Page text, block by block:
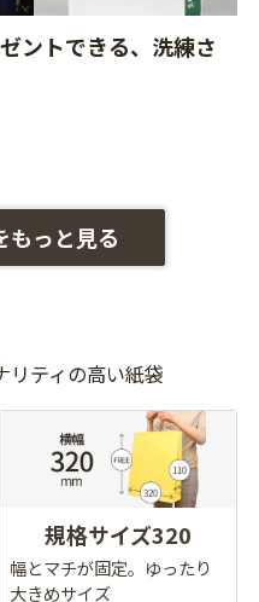
ントできる、洗練さ
もっと見る
リティの高い紙袋
規格サイズ320
幅とマチが固定。ゆったり
大きめサイズ